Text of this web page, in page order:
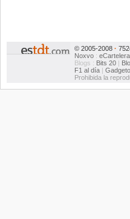
© 2005-2008 ·
Noxvo : eCartelera
Blogs : Bits 20 |
F1 al día |
Prohibida la